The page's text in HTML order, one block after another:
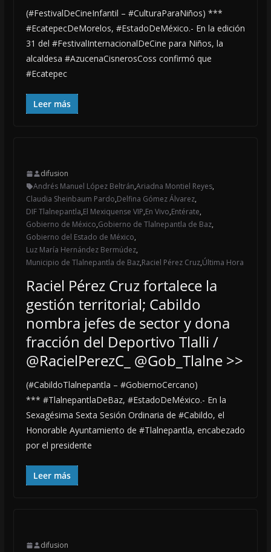
(#FestivalDeCineInfantil – #CulturaParaNiños) ***
#EcatepecDeMorelos, #EstadoDeMéxico.- En la edición
31 del #FestivalInternacionalDeCine para Niños, la
alcaldesa #AzucenaCisnerosCoss confirmó que
#Ecatepec
Leer más
difusion
Andrés Manuel López Beltrán,Ariadna Montiel Reyes,
Claudia Sheinbaum Pardo,Delfina Gómez Álvarez,
DIF Tlalnepantla,El Mexiquense VIP,En Vivo,Entérate,
Gobierno de México,Gobierno de Tlalnepantla de Baz,
Gobierno del Estado de México,
Luz María Hernández Bermúdez,
Municipio de Tlalnepantla de Baz,Raciel Pérez Cruz,Última Hora
Raciel Pérez Cruz fortalece la
gestión territorial; Cabildo
nombra jefes de sector y dona
fracción del Deportivo Tlalli /
@RacielPerezC_ @Gob_Tlalne >>
(#CabildoTlalnepantla – #GobiernoCercano)
*** #TlalnepantlaDeBaz, #EstadoDeMéxico.- En la
Sexagésima Sexta Sesión Ordinaria de #Cabildo, el
Honorable Ayuntamiento de #Tlalnepantla, encabezado
por el presidente
Leer más
difusion